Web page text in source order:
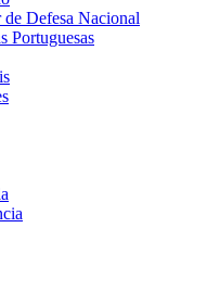
Defesa Nacional
Portuguesas